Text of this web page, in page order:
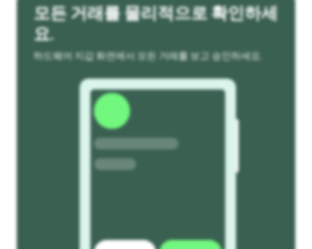
모든 거래를 물리적으로 확인하세
요.
하드웨어 지갑 화면에서 모든 거래를 보고 승인하세요.